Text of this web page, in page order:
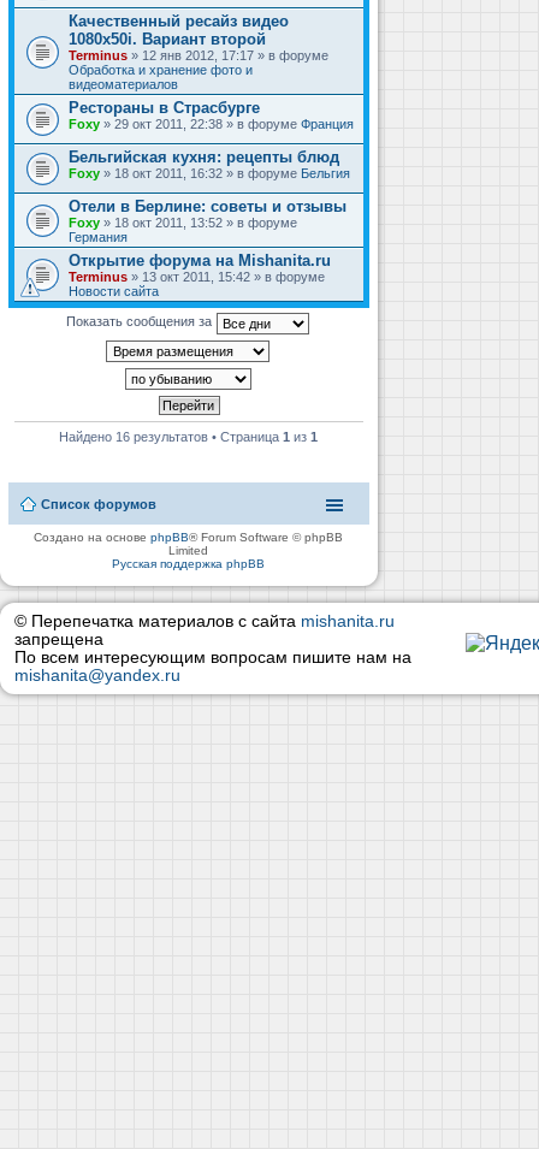
Качественный ресайз видео
1080x50i. Вариант второй
Terminus » 12 янв 2012, 17:17 » в форуме
Обработка и хранение фото и
видеоматериалов
Рестораны в Страсбурге
Foxy » 29 окт 2011, 22:38 » в форуме Франция
Бельгийская кухня: рецепты блюд
Foxy » 18 окт 2011, 16:32 » в форуме Бельгия
Отели в Берлине: советы и отзывы
Foxy » 18 окт 2011, 13:52 » в форуме
Германия
Открытие форума на Mishanita.ru
Terminus » 13 окт 2011, 15:42 » в форуме
Новости сайта
Показать сообщения за
Найдено 16 результатов • Страница1 из1
Список форумов
Создано на основеphpBB® Forum Software © phpBB
Limited
Русская поддержка phpBB
© Перепечатка материалов с сайта mishanita.ru
запрещена
По всем интересующим вопросам пишите нам на
mishanita@yandex.ru